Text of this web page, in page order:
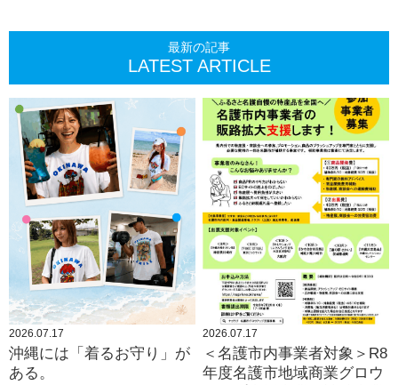
最新の記事
LATEST ARTICLE
2026.07.17
沖縄には「着るお守り」が
ある。
2026.07.17
＜名護市内事業者対象＞R8
年度名護市地域商業グロウ